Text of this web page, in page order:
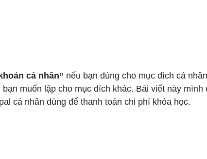
cá nhân” nếu bạn dùng cho mục đích cá
bạn muốn lập cho mục đích khác. Bài viết này mình
cá nhân dùng để thanh toán chi phí khóa học.